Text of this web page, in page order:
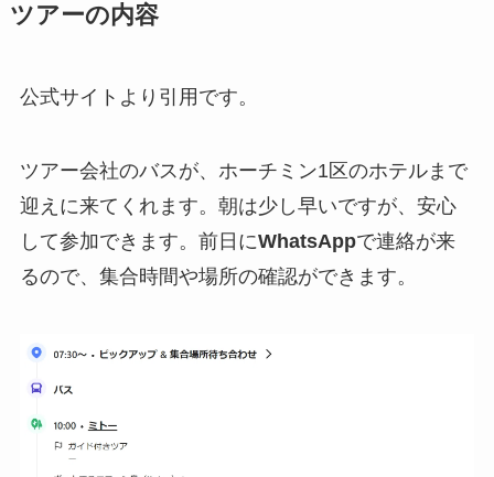
ツアーの内容
公式サイトより引用です。
ツアー会社のバスが、ホーチミン1区のホテルまで
迎えに来てくれます。朝は少し早いですが、安心
して参加できます。前日にWhatsAppで連絡が来
るので、集合時間や場所の確認ができます。